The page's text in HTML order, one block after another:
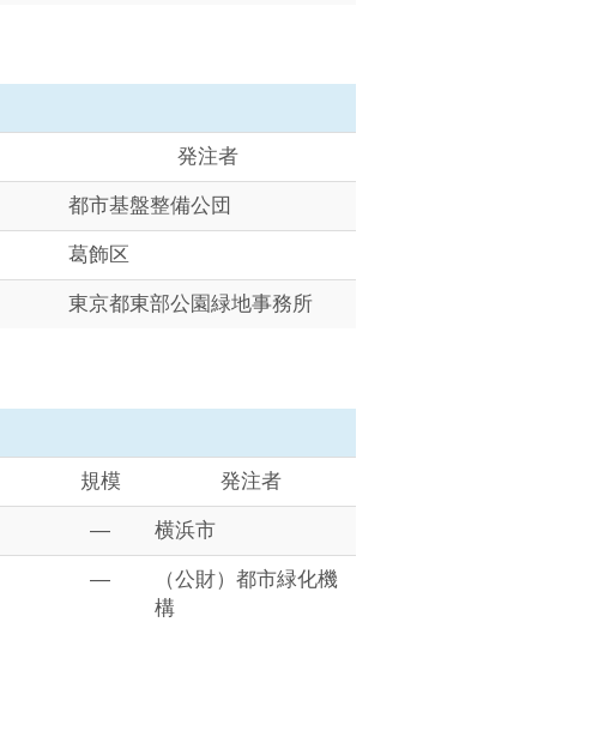
発注者
都市基盤整備公団
葛飾区
東京都東部公園緑地事務所
規模 発注者
― 横浜市
―
（公財）都市緑化機
構